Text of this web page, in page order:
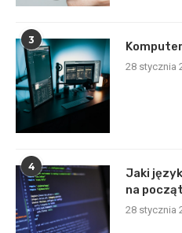
3
28 stycznia
4
Jaki
na
28 stycznia